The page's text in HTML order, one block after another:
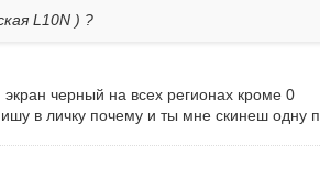
L10N ) ?
черный на всех регионах кроме 0
в личку почему и ты мне скинеш одну